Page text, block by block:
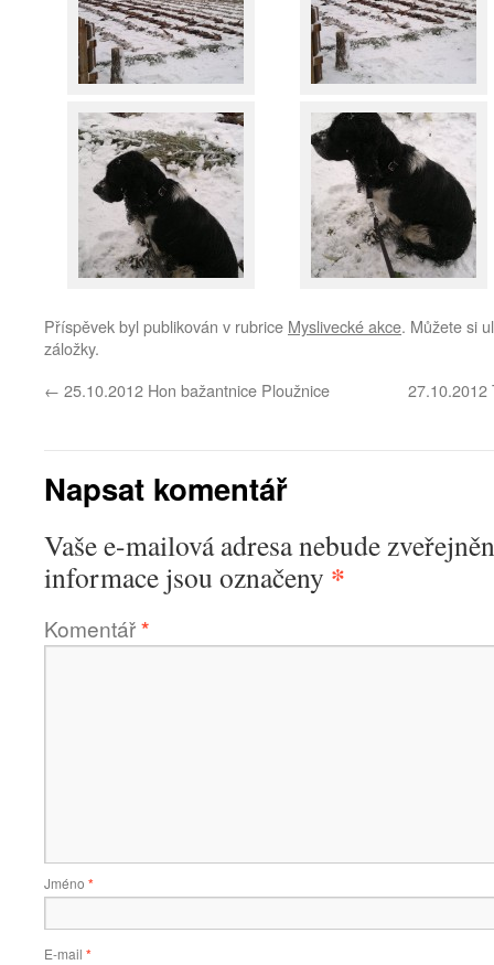
Příspěvek byl publikován v rubrice Myslivecké akce. Můžete si
záložky.
← 25.10.2012 Hon bažantnice Ploužnice 27.10.2012
Napsat komentář
Vaše e-mailová adresa nebude
informace jsou označeny *
Komentář*
Jméno *
E-mail *